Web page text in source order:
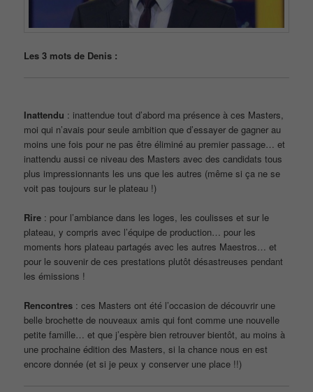
Les 3 mots de Denis :
Inattendu : inattendue tout d’abord ma présence à ces Masters,
moi qui n’avais pour seule ambition que d’essayer de gagner au
moins une fois pour ne pas être éliminé au premier passage… et
inattendu aussi ce niveau des Masters avec des candidats tous
plus impressionnants les uns que les autres (même si ça ne se
voit pas toujours sur le plateau !)
Rire : pour l’ambiance dans les loges, les coulisses et sur le
plateau, y compris avec l’équipe de production… pour les
moments hors plateau partagés avec les autres Maestros… et
pour le souvenir de ces prestations plutôt désastreuses pendant
les émissions !
Rencontres : ces Masters ont été l’occasion de découvrir une
belle brochette de nouveaux amis qui font comme une nouvelle
petite famille… et que j’espère bien retrouver bientôt, au moins à
une prochaine édition des Masters, si la chance nous en est
encore donnée (et si je peux y conserver une place !!)